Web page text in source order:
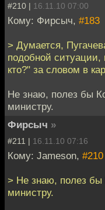
#210 | 16.11.10 07:00
Кому: Фирсыч, #183
> Думается,
подобной ситуации,
кто?" за словом в
Не знаю, полез бы
министру.
Фирсыч »
#211 | 16.11.10 07:16
Кому: Jameson, #210
> Не знаю, полез бы
министру.